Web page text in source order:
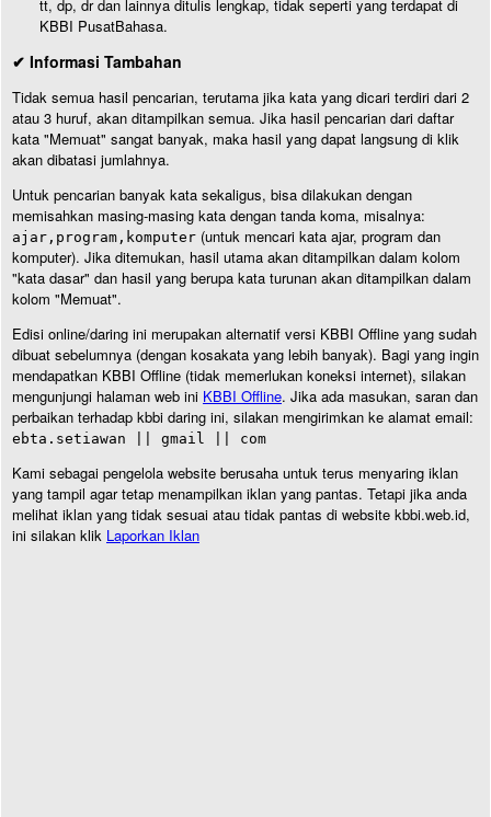
tt, dp, dr dan lainnya ditulis lengkap, tidak seperti yang terdapat di
KBBI PusatBahasa.
✔ Informasi Tambahan
Tidak semua hasil pencarian, terutama jika kata yang dicari terdiri dari 2
atau 3 huruf, akan ditampilkan semua. Jika hasil pencarian dari daftar
kata "Memuat" sangat banyak, maka hasil yang dapat langsung di klik
akan dibatasi jumlahnya.
Untuk pencarian banyak kata sekaligus, bisa dilakukan dengan
memisahkan masing-masing kata dengan tanda koma, misalnya:
ajar,program,komputer (untuk mencari kata ajar, program dan
komputer). Jika ditemukan, hasil utama akan ditampilkan dalam kolom
"kata dasar" dan hasil yang berupa kata turunan akan ditampilkan dalam
kolom "Memuat".
Edisi online/daring ini merupakan alternatif versi KBBI Offline yang sudah
dibuat sebelumnya (dengan kosakata yang lebih banyak). Bagi yang ingin
mendapatkan KBBI Offline (tidak memerlukan koneksi internet), silakan
mengunjungi halaman web ini KBBI Offline. Jika ada masukan, saran dan
perbaikan terhadap kbbi daring ini, silakan mengirimkan ke alamat email:
ebta.setiawan || gmail || com
Kami sebagai pengelola website berusaha untuk terus menyaring iklan
yang tampil agar tetap menampilkan iklan yang pantas. Tetapi jika anda
melihat iklan yang tidak sesuai atau tidak pantas di website kbbi.web.id,
ini silakan klik Laporkan Iklan